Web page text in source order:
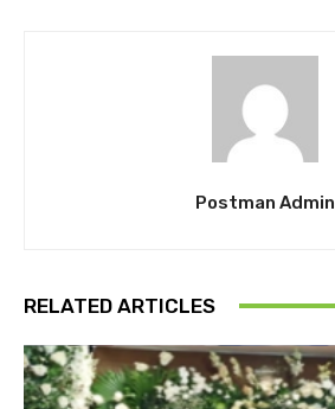
Postman Admin
RELATED ARTICLES